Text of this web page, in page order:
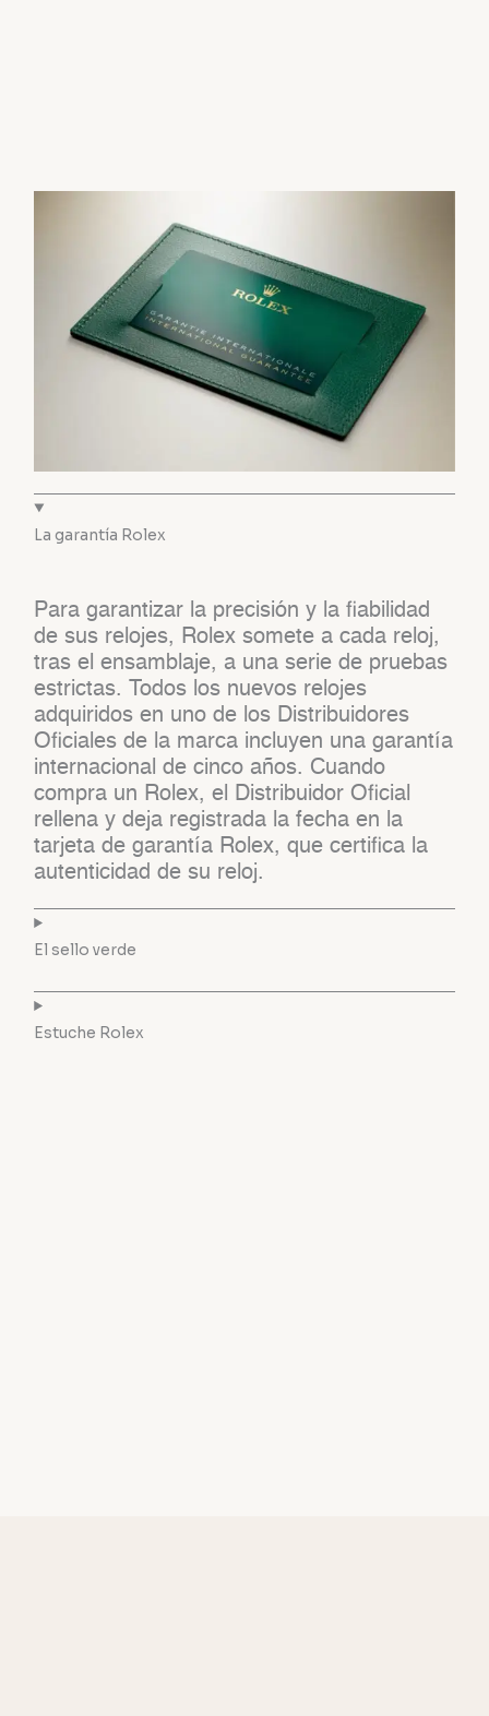
La garantía Rolex
Para garantizar la precisión y la fiabilidad
de sus relojes, Rolex somete a cada reloj,
tras el ensamblaje, a una serie de pruebas
estrictas. Todos los nuevos relojes
adquiridos en uno de los Distribuidores
Oficiales de la marca incluyen una garantía
internacional de cinco años. Cuando
compra un Rolex, el Distribuidor Oficial
rellena y deja registrada la fecha en la
tarjeta de garantía Rolex, que certifica la
autenticidad de su reloj.
El sello verde
Estuche Rolex